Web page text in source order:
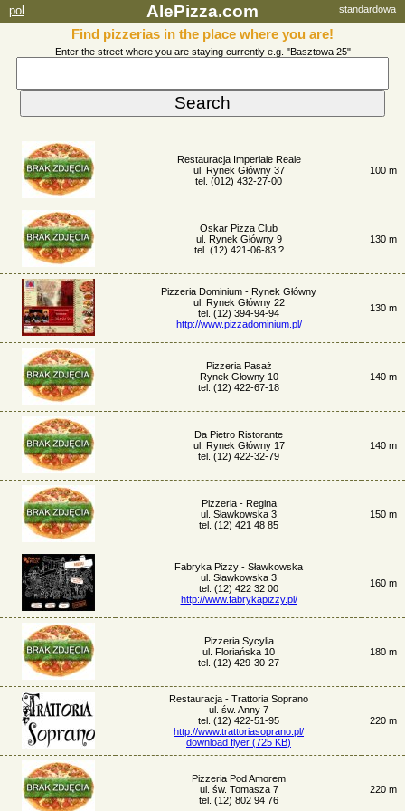
pol AlePizza.com standardowa
Find pizzerias in the place where you are!
Enter the street where you are staying currently e.g. "Basztowa 25"
Restauracja Imperiale Reale
ul. Rynek Główny 37
tel. (012) 432-27-00
100 m
Oskar Pizza Club
ul. Rynek Główny 9
tel. (12) 421-06-83 ?
130 m
Pizzeria Dominium - Rynek Główny
ul. Rynek Główny 22
tel. (12) 394-94-94
http://www.pizzadominium.pl/
130 m
Pizzeria Pasaż
Rynek Głowny 10
tel. (12) 422-67-18
140 m
Da Pietro Ristorante
ul. Rynek Główny 17
tel. (12) 422-32-79
140 m
Pizzeria - Regina
ul. Sławkowska 3
tel. (12) 421 48 85
150 m
Fabryka Pizzy - Sławkowska
ul. Sławkowska 3
tel. (12) 422 32 00
http://www.fabrykapizzy.pl/
160 m
Pizzeria Sycylia
ul. Floriańska 10
tel. (12) 429-30-27
180 m
Restauracja - Trattoria Soprano
ul. św. Anny 7
tel. (12) 422-51-95
http://www.trattoriasoprano.pl/
download flyer (725 KB)
220 m
Pizzeria Pod Amorem
ul. św. Tomasza 7
tel. (12) 802 94 76
220 m